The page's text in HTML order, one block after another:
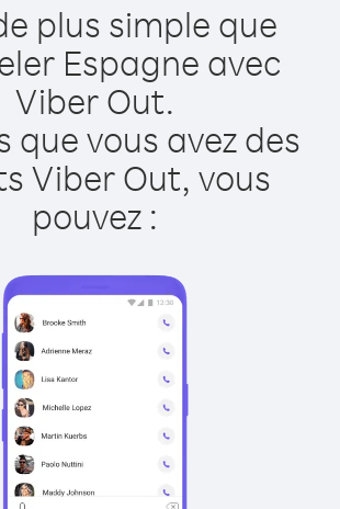
plus simple que
Espagne avec
Viber Out.
que vous avez des
Viber Out, vous
pouvez :